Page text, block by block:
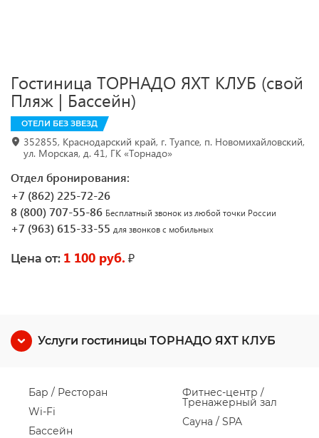
Гостиница ТОРНАДО ЯХТ КЛУБ (свой
Пляж | Бассейн)
ОТЕЛИ БЕЗ ЗВЕЗД
352855, Краснодарский край, г. Туапсе, п. Новомихайловский,
ул. Морская, д. 41, ГК «Торнадо»
Отдел бронирования:
+7 (862) 225-72-26
8 (800) 707-55-86 Бесплатный звонок из любой точки России
+7 (963) 615-33-55 для звонков с мобильных
Цена от: 1 100 руб. ₽
Услуги гостиницы ТОРНАДО ЯХТ КЛУБ
Бар / Ресторан
Wi-Fi
Бассейн
Фитнес-центр /
Тренажерный зал
Сауна / SPA